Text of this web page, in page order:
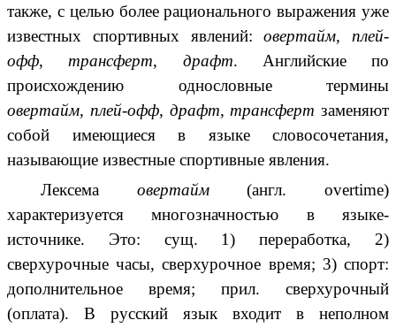
также, с целью более рационального выражения уже
известных спортивных явлений:овертайм, плей-
офф, трансферт, драфт. Английские по
происхождению однословные термины
овертайм, плей-офф, драфт, трансферт заменяют
собой имеющиеся в языке словосочетания,
называющие известные спортивные явления.
Лексема овертайм(англ. overtime)
характеризуется многозначностью в языке-
источнике. Это: сущ. 1) переработка, 2)
сверхурочные часы, сверхурочное время; 3) спорт:
дополнительное время; прил. сверхурочный
(оплата). В русский язык входит в неполном